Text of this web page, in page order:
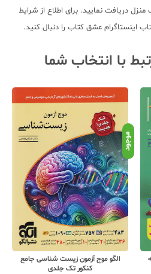
دریافت نمایید. برای اطلاع از شرایط
اینستاگرام عشق کتاب را دنبال کنید.
با انتخاب شما
موجود
مهروماه لقمه طلایی زیست تصویری کنکور
(جیبی)